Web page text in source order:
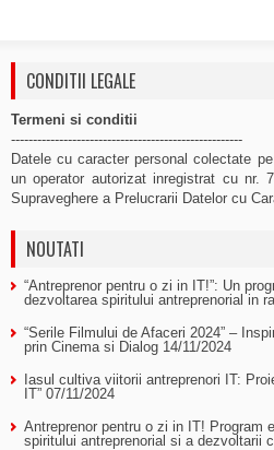
CONDITII LEGALE
Termeni si conditii
-----------------------------------------------------
Datele cu caracter personal colectate
un operator autorizat inregistrat cu nr.
Supraveghere a Prelucrarii Datelor cu
NOUTATI
“Antreprenor pentru o zi in IT!”: Un
dezvoltarea spiritului antreprenorial in
“Serile Filmului de Afaceri 2024” –
prin Cinema si Dialog 14/11/2024
Iasul cultiva viitorii antreprenori IT:
IT” 07/11/2024
Antreprenor pentru o zi in IT! Program
spiritului antreprenorial si a dezvoltarii